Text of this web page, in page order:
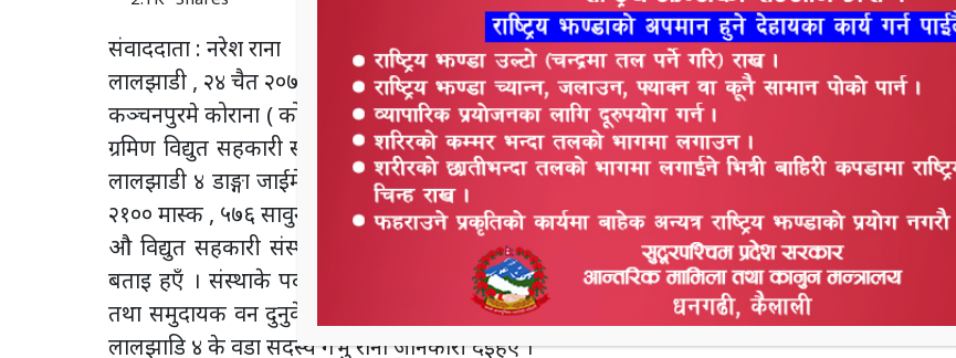
संवाददाता : नरेश राना
लालझाडी , २४ चैत २०७६ ।
कञ्चनपुरमे कोराना ( कोभिट १९ ) से सुरक्षाके ताँही कञ्चनपुर , लालझाडी गाउ पालिका वडा नं.४ स्थित जाई
ग्रमिण विद्युत सहकारी संस्था औ कञ्चन सा.वन उपभोक्ता समुहसे सुम्मारके रोज अपन सहकारी संस्था लि
लालझाडी ४ डाङ्गा जाईमे बैठनबाले सेयर सदस्य औ उपभोक्तातनके मास्क तथा साबुन वितरण करीहए बोमे
२१०० मास्क , ५७६ सावुन रहए । कञ्चन सा.बन औ विद्युुत सहकारी संस्थाके पदाधिकारी मिलके अपन सा.वन
औ विद्युत सहकारी संस्थाके क्षेत्र भित्र बैठनबालेनके बाँटोगओ हए कञ्चन सा.वनके अध्यक्ष जगन्नाथ राना
बताइ हएँ । संस्थाके पदाधिकारी घरघरमे जाइके सबय बुढेसे लैके बच्चातकके मास्क बाँटीहए । औ संस्था
तथा समुदायक वन दुनुके सहकार्यमे अपनी संस्थाक लगानीमे सदस्यनके मास्क औ साबुन बाँटी हएँ कहिके
लालझाडि ४ के वडा सदस्य गर्भु राना जानकारी दइहएँ ।